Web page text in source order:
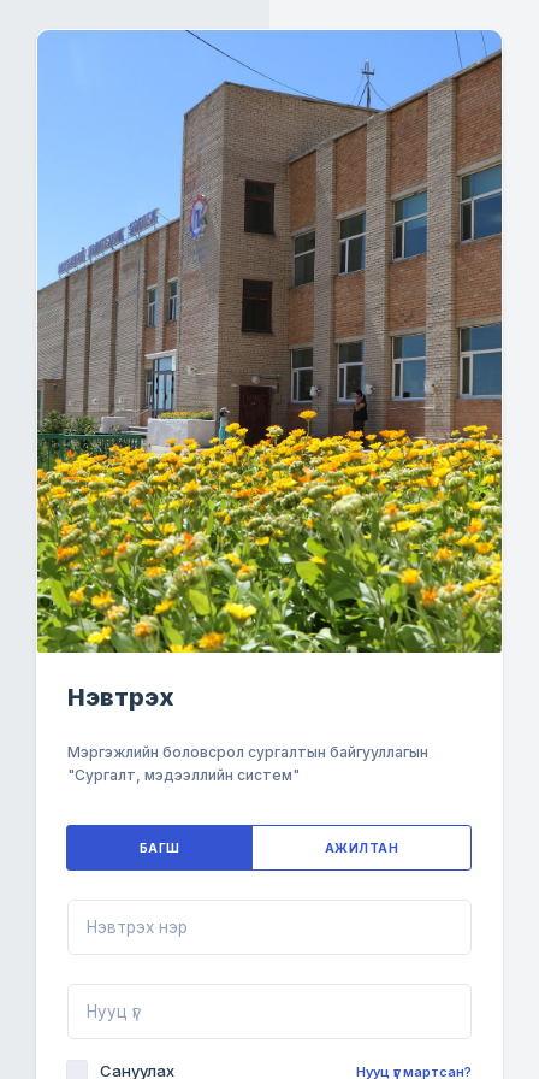
Нэвтрэх
Мэргэжлийн боловсрол сургалтын байгууллагын
"Сургалт, мэдээллийн систем"
БАГШ АЖИЛТАН
Сануулах Нууц үг мартсан?